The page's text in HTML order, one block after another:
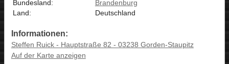
Bundesland:
Brandenburg
Land:
Deutschland
Informationen:
Steffen Ruick - Hauptstraße 82 - 03238 Gorden-Staupitz
Auf der Karte anzeigen